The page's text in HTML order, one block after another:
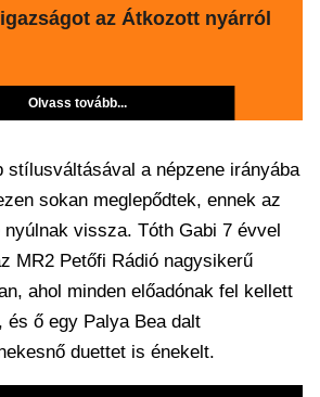
az Átkozott nyárról
Olvass tovább...
stílusváltásával a népzene irányába
sokan meglepődtek, ennek az
vissza. Tóth Gabi 7 évvel
MR2 Petőfi Rádió nagysikerű
ahol minden előadónak fel kellett
és ő egy Palya Bea dalt
duettet is énekelt.